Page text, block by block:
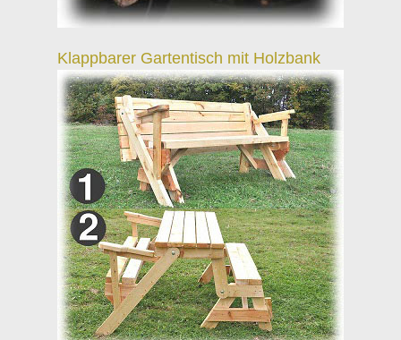
Klappbarer Gartentisch mit Holzbank